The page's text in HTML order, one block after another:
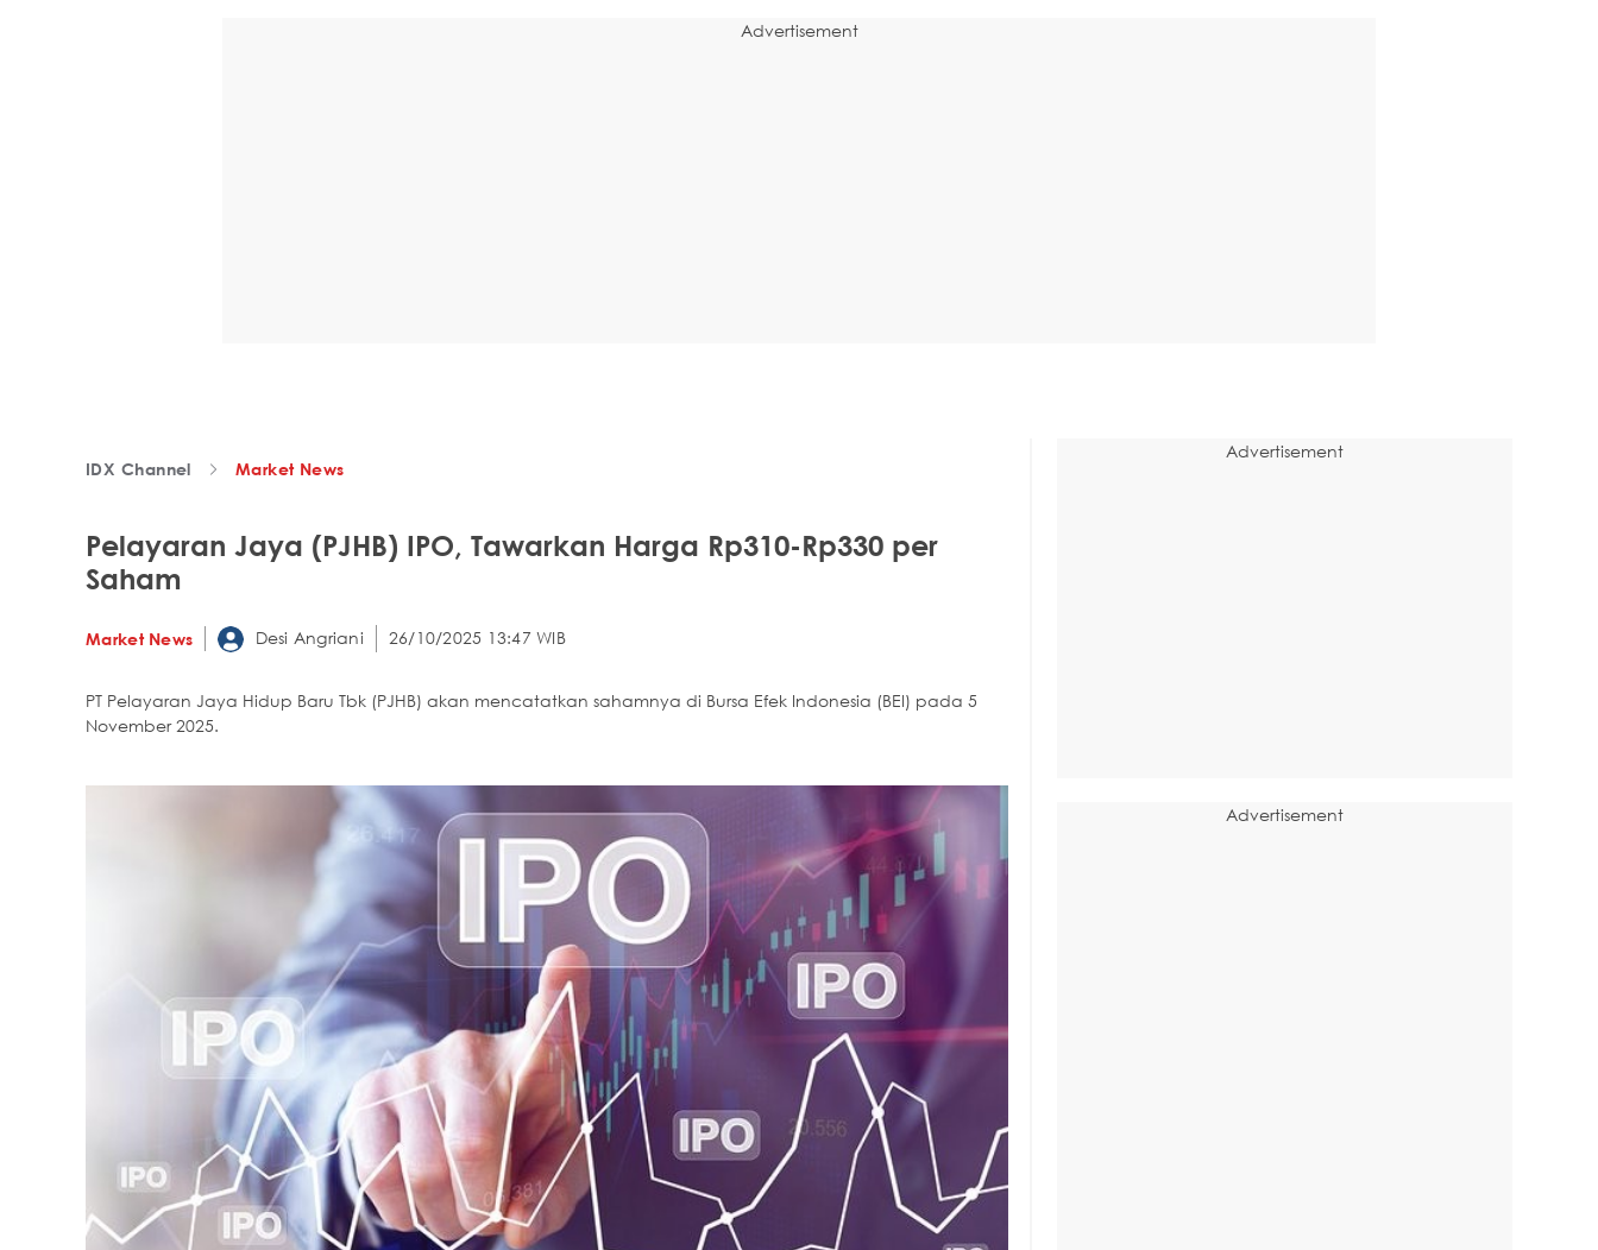
Advertisement
IDX Channel Market News
Pelayaran Jaya (PJHB) IPO, Tawarkan Harga Rp310-Rp330 per
Saham
Market News Desi Angriani 26/10/2025 13:47 WIB
PT Pelayaran Jaya Hidup Baru Tbk (PJHB) akan mencatatkan sahamnya di Bursa Efek Indonesia (BEI) pada 5
November 2025.
Advertisement
Advertisement